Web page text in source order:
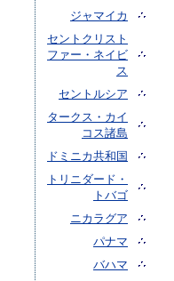
ジャマイカ
セントクリスト
ファー・ネイビ
ス
セントルシア
タークス・カイ
コス諸島
ドミニカ共和国
トリニダード・
トバゴ
ニカラグア
パナマ
バハマ